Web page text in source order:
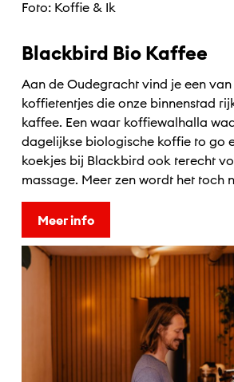
Foto: Koffie & Ik
Blackbird Bio Kaffee
Aan de Oudegracht vind je een van
koffietentjes die onze binnenstad
kaffee. Een waar koffiewalhalla
dagelijkse biologische koffie to go
koekjes bij Blackbird ook terecht
massage. Meer zen wordt het toch
Meer info